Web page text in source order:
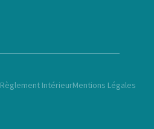
Règlement IntérieurMentions Légales